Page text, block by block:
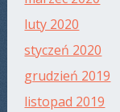
luty 2020
styczeń 2020
grudzień 2019
listopad 2019